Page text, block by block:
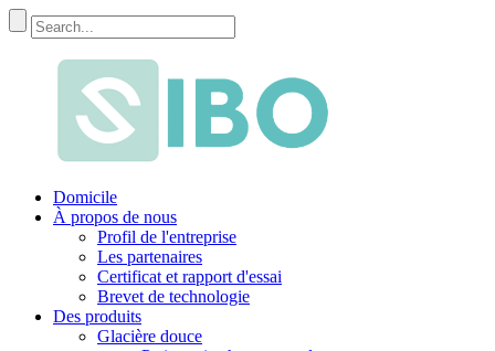
Domicile
À propos de nous
Profil de l'entreprise
Les partenaires
Certificat et rapport d'essai
Brevet de technologie
Des produits
Glacière douce